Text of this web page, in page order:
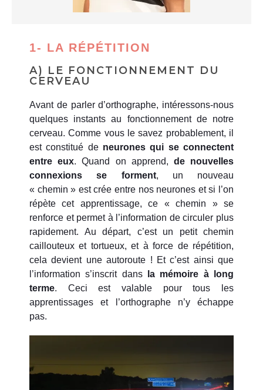
1- LA RÉPÉTITION
A) LE FONCTIONNEMENT DU
CERVEAU
Avant de parler d’orthographe, intéressons-nous
quelques instants au fonctionnement de notre
cerveau. Comme vous le savez probablement, il
est constitué de neurones qui se connectent
entre eux. Quand on apprend, de nouvelles
connexions se forment, un nouveau
« chemin » est crée entre nos neurones et si l’on
répète cet apprentissage, ce « chemin » se
renforce et permet à l’information de circuler plus
rapidement. Au départ, c’est un petit chemin
caillouteux et tortueux, et à force de répétition,
cela devient une autoroute ! Et c’est ainsi que
l’information s’inscrit dans
la mémoire à long
terme. Ceci est valable pour tous les
apprentissages et l’orthographe n’y échappe
pas.